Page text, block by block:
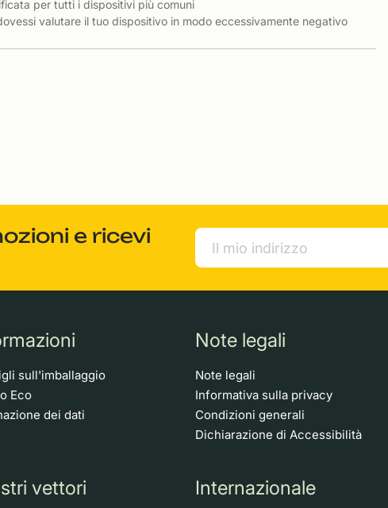
per tutti i dispositivi più comuni
valutare il tuo dispositivo in modo eccessivamente negativo
e ricevi
sull'imballaggio
Eco
dei dati
Note legali
Note legali
Informativa sulla privacy
Condizioni generali
Dichiarazione di Accessibilità
vettori Internazionale